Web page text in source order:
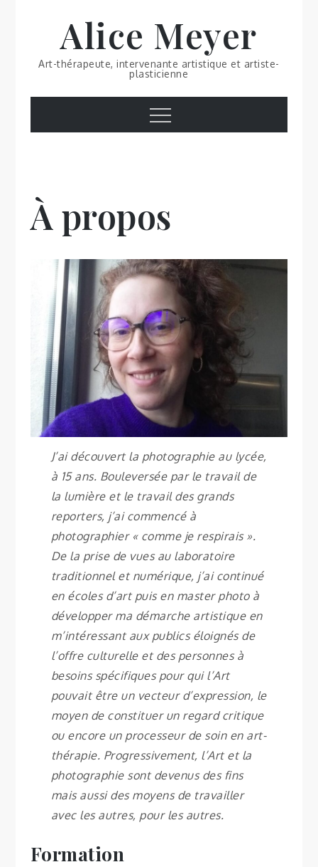
Alice Meyer
Art-thérapeute, intervenante artistique et artiste-
plasticienne
Menu
À propos
J’ai découvert la photographie au lycée,
à 15 ans. Bouleversée par le travail de
la lumière et le travail des grands
reporters, j’ai commencé à
photographier « comme je respirais ».
De la prise de vues au laboratoire
traditionnel et numérique, j’ai continué
en écoles d’art puis en master photo à
développer ma démarche artistique en
m’intéressant aux publics éloignés de
l’offre culturelle et des personnes à
besoins spécifiques pour qui l’Art
pouvait être un vecteur d’expression, le
moyen de constituer un regard critique
ou encore un processeur de soin en art-
thérapie. Progressivement, l’Art et la
photographie sont devenus des fins
mais aussi des moyens de travailler
avec les autres, pour les autres.
Formation